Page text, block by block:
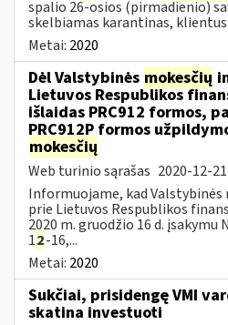
spalio 26-osios (pirmadienio)
skelbiamas karantinas, klientus
Metai: 2020
Dėl Valstybinės mokesčių
Lietuvos Respublikos
išlaidas PRC912 formos,
PRC912P formos
mokesčių
Web turinio sąrašas 2020-12-21
Informuojame, kad Valstybinės
prie Lietuvos Respublikos
2020 m. gruodžio 16 d. įsakymu
12-16,...
Metai: 2020
Sukčiai, prisidengę VMI
skatina investuoti